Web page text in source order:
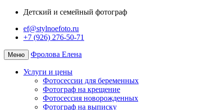
Детский и семейный фотограф
ef@stylnoefoto.ru
+7 (926) 276-50-71
Меню Фролова Елена
Услуги и цены
Фотосессии для беременных
Фотограф на крещение
Фотосессия новорожденных
Фотограф на выписку